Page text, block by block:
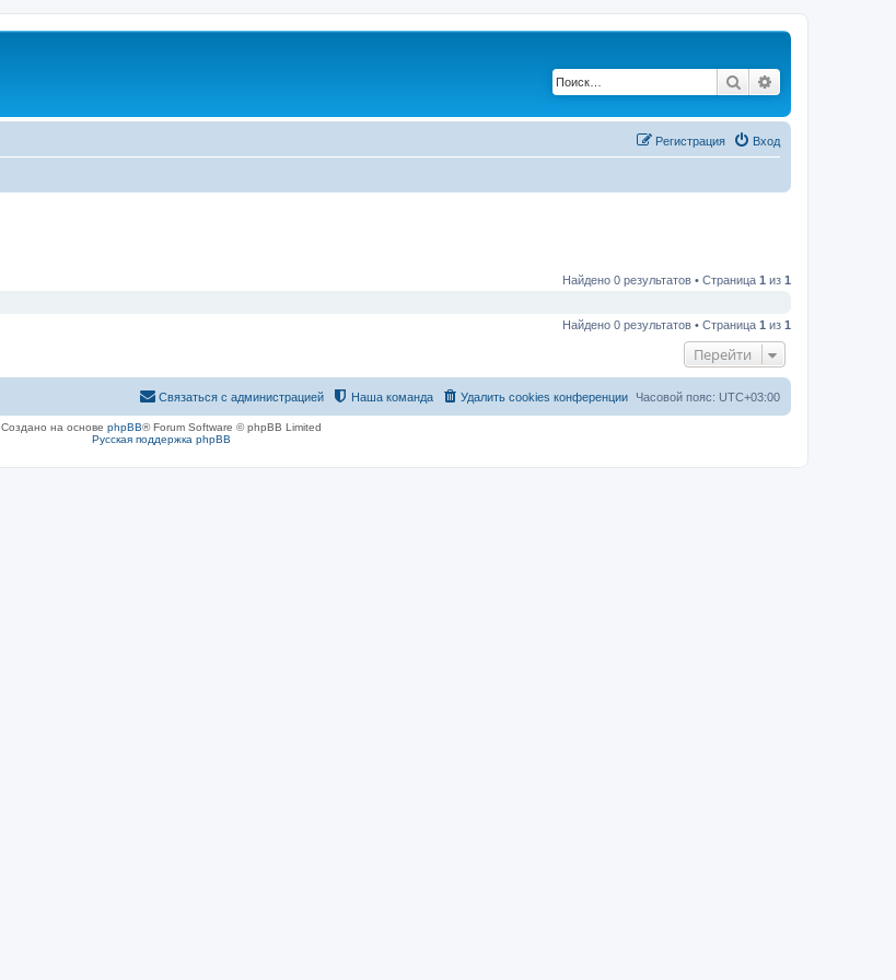
Поиск
Вход
Регистрация
Найдено 0 результатов • Страница 1 из 1
Найдено 0 результатов • Страница 1 из 1
Перейти
Часовой пояс: UTC+03:00
Удалить cookies конференции
Наша команда
Связаться с администрацией
Создано на основе phpBB® Forum Software © phpBB Limited
Русская поддержка phpBB